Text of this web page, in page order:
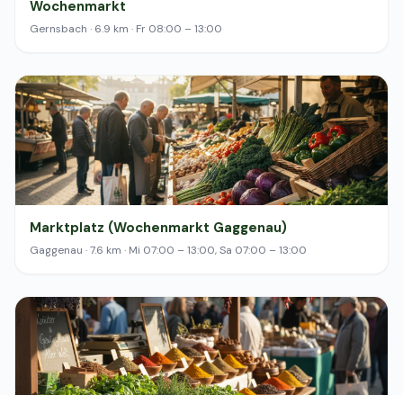
Wochenmarkt
Gernsbach · 6.9 km · Fr 08:00 – 13:00
Marktplatz (Wochenmarkt Gaggenau)
Gaggenau · 7.6 km · Mi 07:00 – 13:00, Sa 07:00 – 13:00